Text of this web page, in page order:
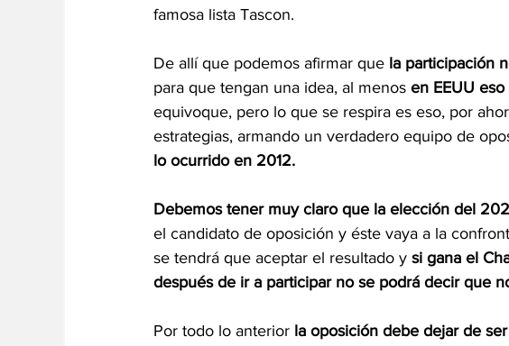
famosa lista Tascon.
De allí que podemos afirmar que la participación
para que tengan una idea, al menos en EEUU
equivoque, pero lo que se respira es eso, por
estrategias, armando un verdadero equipo de
lo ocurrido en 2012.
Debemos tener muy claro que la elección del
el candidato de oposición y éste vaya a la
se tendrá que aceptar el resultado y si gana el
después de ir a participar no se podrá decir que
Por todo lo anterior la oposición debe dejar de